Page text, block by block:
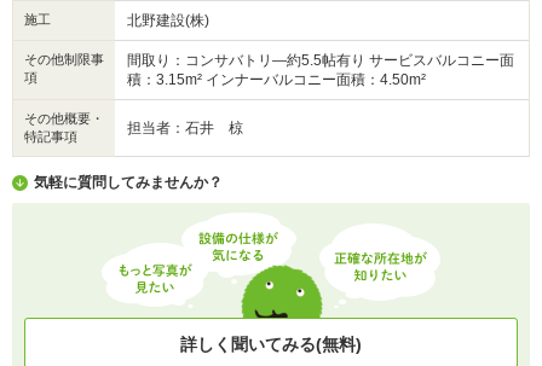
施工 北野建設(株)
その他制限事
項
間取り：コンサバトリ―約5.5帖有り サービスバルコニー面
積：3.15m² インナーバルコニー面積：4.50m²
その他概要・
特記事項
担当者：石井 椋
気軽に質問してみませんか？
詳しく聞いてみる(無料)